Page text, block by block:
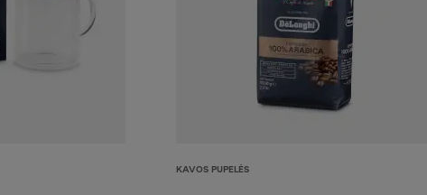
KAVOS PUPELĖS